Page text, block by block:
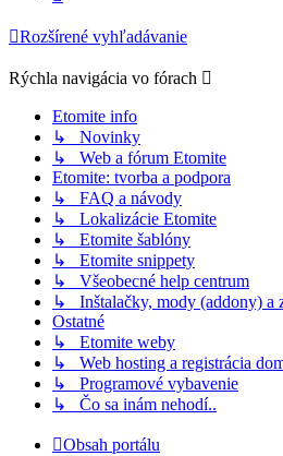
Rozšírené vyhľadávanie
Rýchla navigácia vo fórach
Etomite info
↳ Novinky
↳ Web a fórum Etomite
Etomite: tvorba a podpora
↳ FAQ a návody
↳ Lokalizácie Etomite
↳ Etomite šablóny
↳ Etomite snippety
↳ Všeobecné help centrum
↳ Inštalačky, mody (addony) a
Ostatné
↳ Etomite weby
↳ Web hosting a registrácia
↳ Programové vybavenie
↳ Čo sa inám nehodí..
Obsah portálu